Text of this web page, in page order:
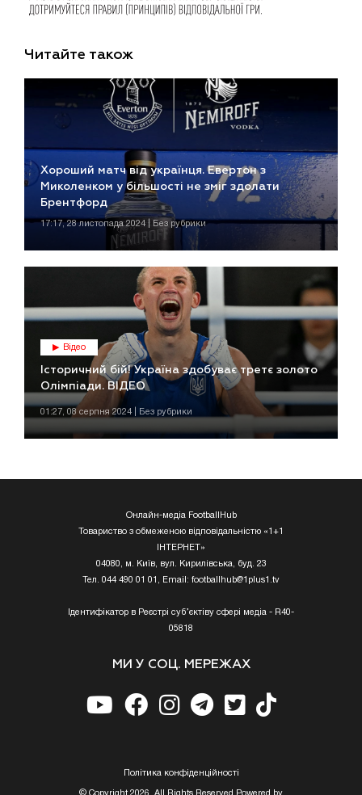
Читайте також
Хороший матч від українця. Евертон з
Миколенком у більшості не зміг здолати
Брентфорд
17:17, 28 листопада 2024 | Без рубрики
Відео
Історичний бій! Україна здобуває третє золото
Олімпіади. ВІДЕО
01:27, 08 серпня 2024 | Без рубрики
Онлайн-медіа FootballHub
Товариство з обмеженою відповідальністю «1+1
ІНТЕРНЕТ»
04080, м. Київ, вул. Кирилівська, буд. 23
Тел. 044 490 01 01, Email: footballhub@1plus1.tv
Ідентифікатор в Реєстрі суб’єктіву сфері медіа - R40-
05818
МИ У СОЦ. МЕРЕЖАХ
Полiтика конфiденцiйностi